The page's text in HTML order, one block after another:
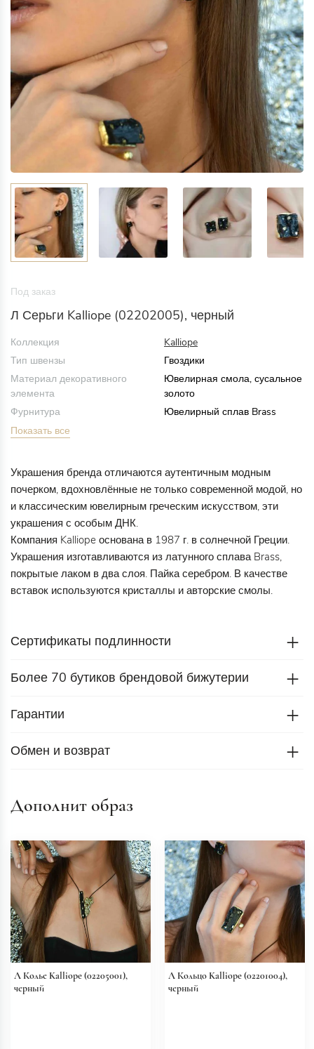
Под заказ
Л Серьги Kalliope (02202005), черный
Коллекция
Kalliope
Тип швензы
Гвоздики
Материал декоративного
элемента
Ювелирная смола, сусальное
золото
Фурнитура
Ювелирный сплав Brass
Показать все
Украшения бренда отличаются аутентичным модным
почерком, вдохновлённые не только современной модой, но
и классическим ювелирным греческим искусством, эти
украшения с особым ДНК.
Компания Kalliope основана в 1987 г. в солнечной Греции.
Украшения изготавливаются из латунного сплава Brass,
покрытые лаком в два слоя. Пайка серебром. В качестве
вставок используются кристаллы и авторские смолы.
Сертификаты подлинности
Более 70 бутиков брендовой бижутерии
Гарантии
Обмен и возврат
Дополнит образ
Л Колье Kalliope (02205001),
черный
Л Кольцо Kalliope (02201004),
черный